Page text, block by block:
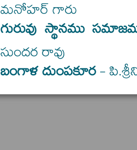
మనోహర్ గారు
గురువు స్థానము
సుందర రావు
బంగాళ దుంపకూర-